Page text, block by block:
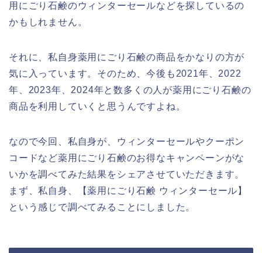
用にごり石鹸のウィンターセールなどを探しているの
かもしれません。
それに、私自身薬用にごり石鹸の商品をかなりの方が
気に入っています。そのため、今後も2021年、2022
年、2023年、2024年と数多くの人が薬用にごり石鹸の
商品を利用していくと思うんですよね。
なので今回、私自身が、ウィンターセールやクーポン
コードなど薬用にごり石鹸のお得なキャンペーンがな
いかを調べてみた結果をシェアさせていただきます。
まず、私自身、【薬用にごり石鹸 ウィンターセール】
という感じで調べてみることにしました。